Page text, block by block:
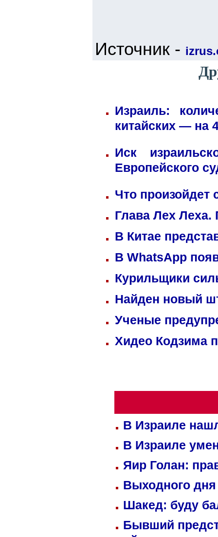
Источник -
Израиль:
китайских — на
Иск
Европейского
Что произойдет
Глава Лех
В Китае
В WhatsApp
Курильщики
Найден новый
Ученые
Хидео Кодзима
В Израиле
В Израиле
Яир Голан:
Выходного
Шакед: буду
Бывший